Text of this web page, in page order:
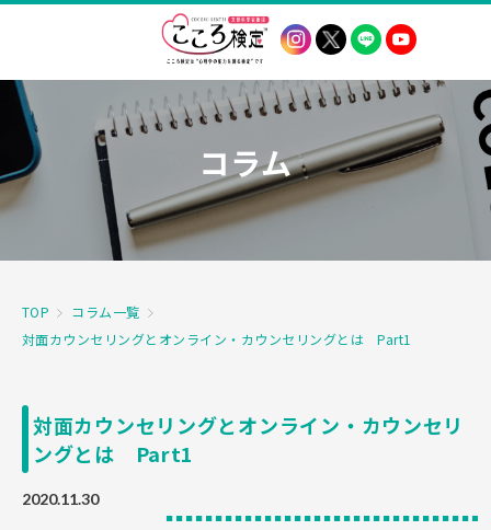
コラム
TOP
コラム一覧
対面カウンセリングとオンライン・カウンセリングとは Part1
対面カウンセリングとオンライン・カウンセリ
ングとは Part1
2020.11.30